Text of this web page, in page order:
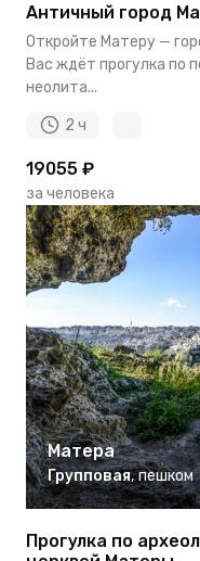
Античный город
Откройте Матеру —
Вас ждёт прогулка по
неолита...
2 ч
19055 ₽
за человека
Матера
Групповая, пешком
Прогулка по